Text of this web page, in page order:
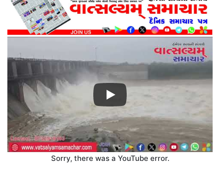
Sorry, there was a YouTube error.